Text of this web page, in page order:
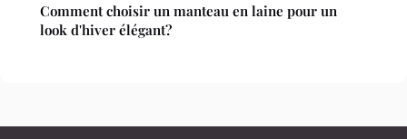
Comment choisir un manteau en laine pour un
look d'hiver élégant?